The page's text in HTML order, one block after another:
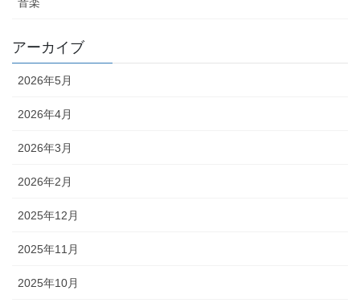
音楽
アーカイブ
2026年5月
2026年4月
2026年3月
2026年2月
2025年12月
2025年11月
2025年10月